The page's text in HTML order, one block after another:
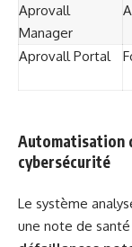
Aprovall
Manager
Aprovall Portal
Automatisation
cybersécurité
Le système
une note de